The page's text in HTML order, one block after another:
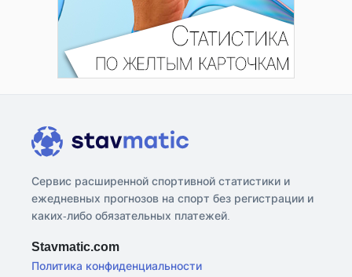
Сервис расширенной спортивной статистики и
ежедневных прогнозов на спорт без регистрации и
каких-либо обязательных платежей.
Stavmatic.com
Политика конфиденциальности